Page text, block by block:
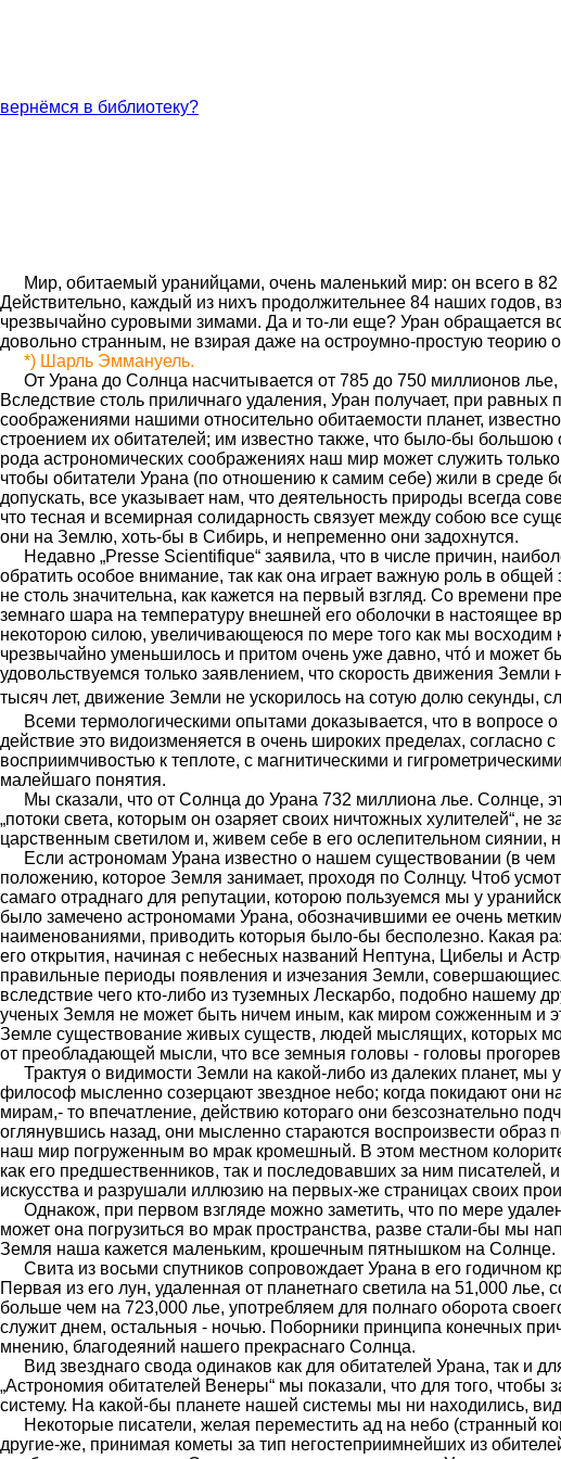
вернёмся в библиотеку?
Мир, обитаемый уранийцами, очень маленький мир: он всего в
Действительно, каждый из нихъ продолжительнее 84 наших годов,
чрезвычайно суровыми зимами. Да и то-ли еще? Уран обращается
довольно странным, не взирая даже на остроумно-простую теорию
*) Шарль Эммануель.
От Урана до Солнца насчитывается от 785 до 750 миллионов
Вследствие столь приличнаго удаления, Уран получает, при
соображениями нашими относительно обитае­мости планет,
строением их обитателей; им известно также, что было-бы
рода астрономических соображениях наш мир может служить
чтобы обитатели Урана (по отношению к самим себе) жили в среде
допускать, все указывает нам, что деятельность природы всегда
что тесная и всемирная солидарность связует между собою все
они на Землю, хоть-бы в Сибирь, и непременно они задохнутся.
Недавно „Presse Scientifique“ заявила, что в числе причин,
обратить особое внимание, так как она играет важную роль в
не столь значительна, как кажет­ся на первый взгляд. Со времени
земнаго шара на температуру внешней его оболочки в настоящее
некоторою силою, увеличивающеюся по мере того как мы восходим
чрезвычайно уменьшилось и притом очень уже давно, чтó и может
удовольству­емся только заявлением, что скорость движения
тысяч лет, движение Земли не ускорилось на сотую долю секунды,
Всеми термологическими опытами доказывается, что в вопросе
действие это видоизменяется в очень широких пределах,
восприимчивостью к теплоте, с магнитическими и
малейшаго понятия.
Мы сказали, что от Солнца до Урана 732 миллиона лье. Солнце,
„потоки света, которым он озаряет своих ничтожных хулителей“,
царственным светилом и, живем себе в его ослепительном сиянии,
Если астрономам Урана известно о нашем существовании (в
положению, которое Земля занимает, проходя по Солнцу. Чтоб
самаго отраднаго для репутации, которою пользуемся мы у
было замечено астрономами Урана, обозначившими ее очень
наименованиями, приводить которыя было-бы беспо­лезно. Какая
его открытия, начиная с небесных названий Нептуна, Цибелы и
правильные периоды появления и изчезания Земли,
вследствие чего кто-либо из туземных Лескарбо, подобно нашему
ученых Земля не может быть ничем иным, как миром сожженным и
Земле существование живых существ, людей мыслящих, которых
от преобладающей мысли, что все земныя головы - головы
Трактуя о видимости Земли на какой-либо из далеких планет,
философ мысленно созерцают звездное небо; когда покидают они
мирам,- то впечатление, действию котораго они безсознательно
оглянувшись назад, они мысленно стараются воспроизвести образ
наш мир погруженным во мрак кромешный. В этом местном колорите
как его предшественников, так и последовавших за ним
искусства и разрушали иллюзию на первых-же страницах своих
Однакож, при первом взгляде можно заметить, что по мере
может она погрузиться во мрак пространства, разве стали-бы мы
Земля наша кажется маленьким, крошечным пятнышком на Солнце.
Свита из восьми спутников сопровождает Урана в его годичном
Первая из его лун, удаленная от планетнаго светила на 51,000
больше чем на 723,000 лье, употребляем для полнаго оборота
служит днем, остальныя - ночью. Поборники принципа конечных
мнению, благодеяний нашего прекраснаго Солнца.
Вид звезднаго свода одинаков как для обитателей Урана, так
„Астрономия обитателей Венеры“ мы показали, что для того,
систему. На какой-бы планете нашей системы мы ни находились,
Некоторые писатели, желая переместить ад на небо (странный
другие-же, принимая кометы за тип негостеприимнейших из